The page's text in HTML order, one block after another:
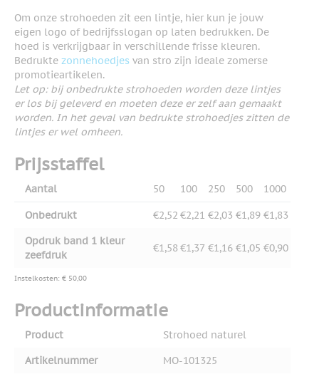
Om onze strohoeden zit een lintje, hier kun je jouw
eigen logo of bedrijfsslogan op laten bedrukken. De
hoed is verkrijgbaar in verschillende frisse kleuren.
Bedrukte zonnehoedjes van stro zijn ideale zomerse
promotieartikelen.
Let op: bij onbedrukte strohoeden worden deze lintjes
er los bij geleverd en moeten deze er zelf aan gemaakt
worden. In het geval van bedrukte strohoedjes zitten de
lintjes er wel omheen.
Prijsstaffel
Aantal 50 100 250 500 1000
Onbedrukt €2,52 €2,21 €2,03 €1,89 €1,83
Opdruk band 1 kleur
zeefdruk
€1,58 €1,37 €1,16 €1,05 €0,90
Instelkosten: € 50,00
Productinformatie
Product
Strohoed naturel
Artikelnummer
MO-101325